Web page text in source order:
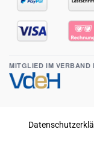
MITGLIED IM VERBAND